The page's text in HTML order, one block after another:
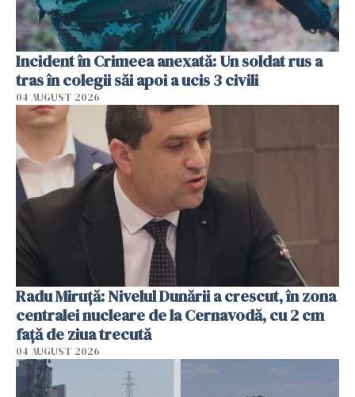
Incident în Crimeea anexată: Un soldat rus a
tras în colegii săi apoi a ucis 3 civili
04 AUGUST 2026
Radu Miruţă: Nivelul Dunării a crescut, în zona
centralei nucleare de la Cernavodă, cu 2 cm
faţă de ziua trecută
04 AUGUST 2026